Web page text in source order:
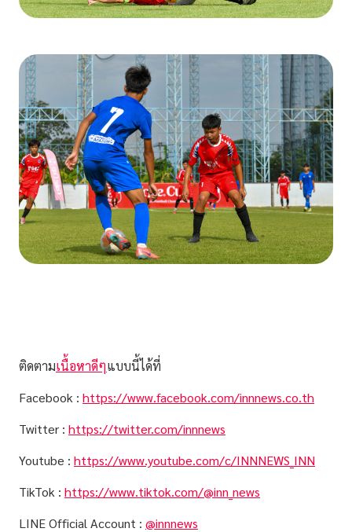
ติดตามเนื้อหาดีๆแบบนี้ได้ที่
Facebook : https://www.facebook.com/innnews.co.th
Twitter : https://twitter.com/innnews
Youtube : https://www.youtube.com/c/INNNEWS_INN
TikTok : https://www.tiktok.com/@inn_news
LINE Official Account : @innnews